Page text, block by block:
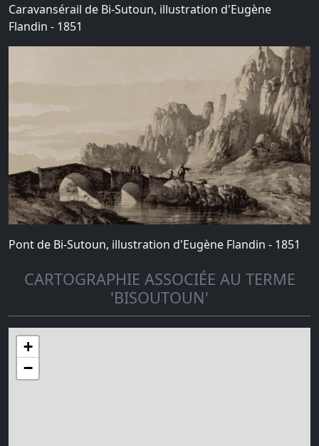
Caravansérail de Bi-Sutoun, illustration d'Eugène
Flandin - 1851
Pont de Bi-Sutoun, illustration d'Eugène Flandin - 1851
CARTOGRAPHIE ASSOCIÉE AU TERME
'BISOUTOUN'
+
−